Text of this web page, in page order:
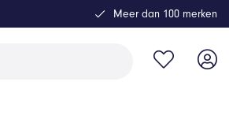
Meer dan 100 merken